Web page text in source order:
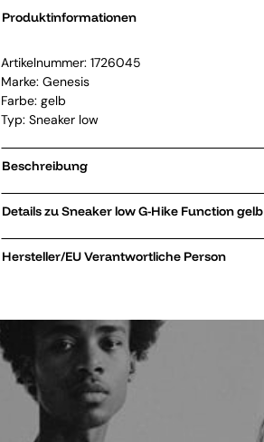
Produktinformationen
Artikelnummer: 1726045
Marke: Genesis
Farbe: gelb
Typ: Sneaker low
Beschreibung
Details zu Sneaker low G-Hike Function gelb
Hersteller/EU Verantwortliche Person